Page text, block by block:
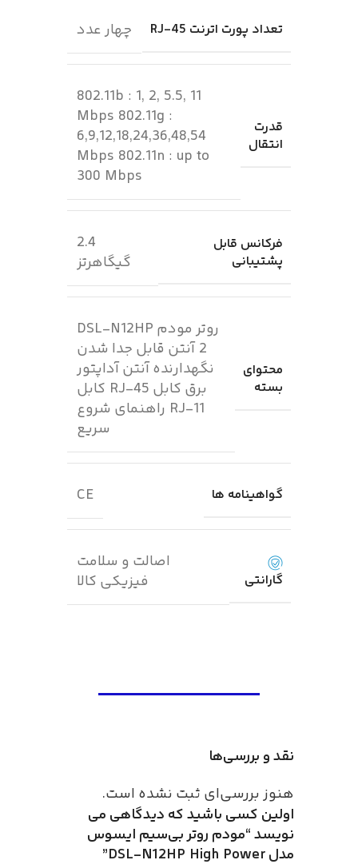
تعداد پورت اترنت RJ-45 چهار عدد
قدرت
انتقال
802.11b : 1, 2, 5.5, 11
Mbps 802.11g :
6,9,12,18,24,36,48,54
Mbps 802.11n : up to
300 Mbps
فرکانس قابل
پشتیبانی
2.4
گیگاهرتز
محتوای
بسته
روتر مودم DSL-N12HP
2 آنتن قابل جدا شدن
نگهدارنده آنتن آداپتور
برق کابل RJ-45 کابل
RJ-11 راهنمای شروع
سریع
گواهینامه ها CE
گارانتی
اصالت و سلامت
فیزیکی کالا
نقد و بررسی‌ها
هنوز بررسی‌ای ثبت نشده است.
اولین کسی باشید که دیدگاهی می
نویسد “مودم روتر بی‌سیم ایسوس
مدل DSL-N12HP High Power”